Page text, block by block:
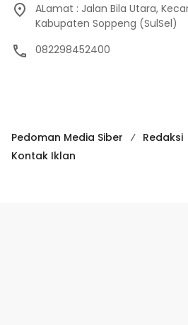
ALamat : Jalan Bila Utara,
Kabupaten Soppeng (SulSel)
082298452400
Pedoman Media Siber Redaksi
Kontak Iklan